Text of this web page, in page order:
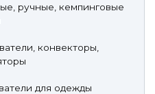
ручные, кемпинговые
конвекторы,
для одежды